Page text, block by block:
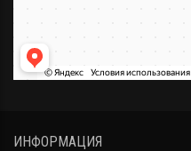
ИНФОРМАЦИЯ